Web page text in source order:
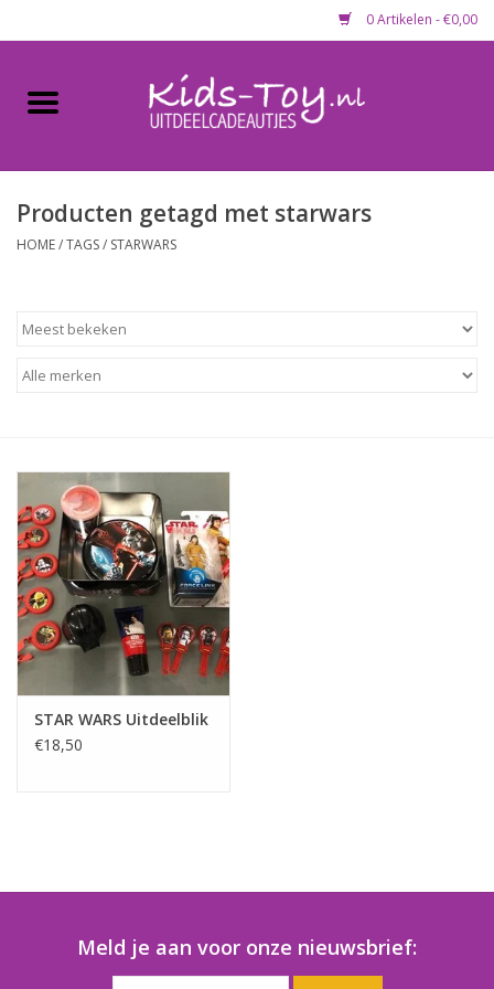
0 Artikelen - €0,00
Home
Gevulde capsules & mixen
Maandaanbieding
Koopjeshoek
Speelgoedautomaten
Speelgoedpakketten
Gevulde capsules & mixen
32/35 mm
Klein speelgoed
Producten getagd met starwars
HOME/TAGS/ STARWARS
STAR WARS Uitdeelblik
€18,50
Meld je aan voor onze nieuwsbrief: